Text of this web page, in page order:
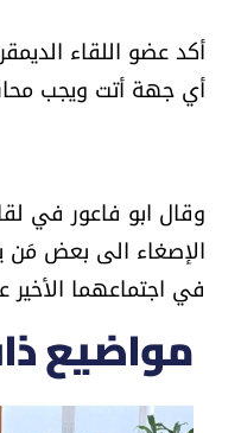
أكد عضو اللقاء
أي جهة أتت ويجب
وقال ابو فاعور في
الإصغاء الى بعض مَن
في اجتماعهما
مواضيع